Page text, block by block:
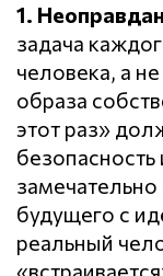
1.
задача
человека, а
образа
этот раз»
замечательно
будущего с
реальный